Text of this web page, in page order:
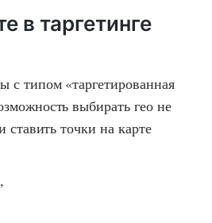
в таргетинге
с типом «таргетированная
выбирать гео не
ставить точки на карте